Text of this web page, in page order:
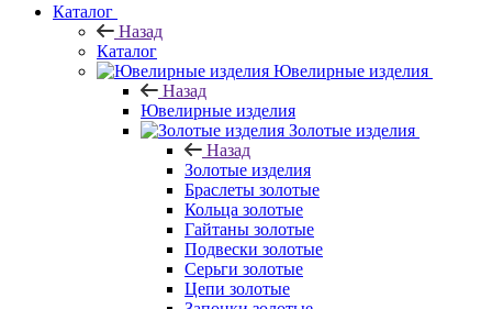
Каталог
Назад
Каталог
Ювелирные изделия
Назад
Ювелирные изделия
Золотые изделия
Назад
Золотые изделия
Браслеты золотые
Кольца золотые
Гайтаны золотые
Подвески золотые
Серьги золотые
Цепи золотые